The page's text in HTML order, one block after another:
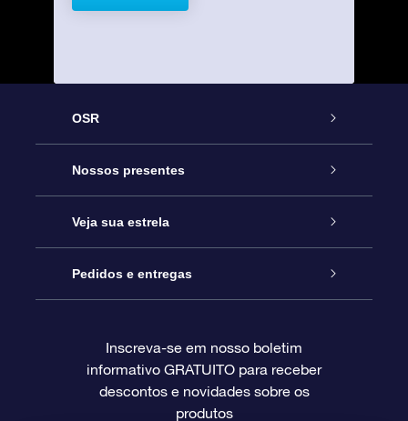
OSR
Serviço
Entre em contato conosco
Blog
Avaliações
Nossos presentes
Presente estrelar on-line
Pacote de presente da OSR
O cartão de presente da OSR
Veja sua estrela
Star Register
Página estelar personalizada
Pedidos e entregas
Informações de pagamento
Inscreva-se em nosso boletim
informativo GRATUITO para receber
descontos e novidades sobre os
produtos